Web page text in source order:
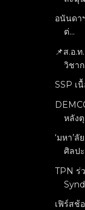
อนันดา
ต่...
📌ส.อ.
วิชาก
SSP เ
หลัง
‘มหา’
ศิลป
TPN ร่
เฟิร์สช้